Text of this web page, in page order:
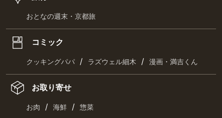
おとなの週末・京都旅
コミック
クッキングパパ / ラズウェル細木 / 漫画・満吉くん
お取り寄せ
お肉 / 海鮮 / 惣菜